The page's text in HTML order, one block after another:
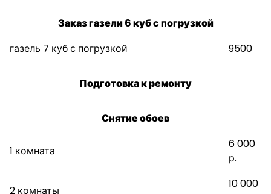
Заказ газели 6 куб с погрузкой
газель 7 куб с погрузкой
9500
Подготовка к ремонту
Снятие обоев
1 комната
6 000
р.
2 комнаты
10 000